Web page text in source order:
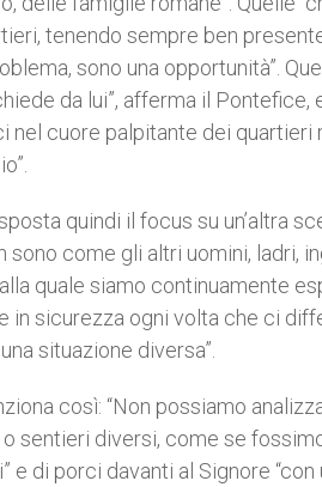
tenendo sempre ben
sono una opportunità”.
da lui”, afferma il
nel cuore palpitante dei quartieri
quindi il focus su un’altra
sono come gli altri uomini, ladri,
quale siamo continuamente
in sicurezza ogni volta che ci
situazione diversa”.
così: “Non possiamo
sentieri diversi, come se
e di porci davanti al Signore